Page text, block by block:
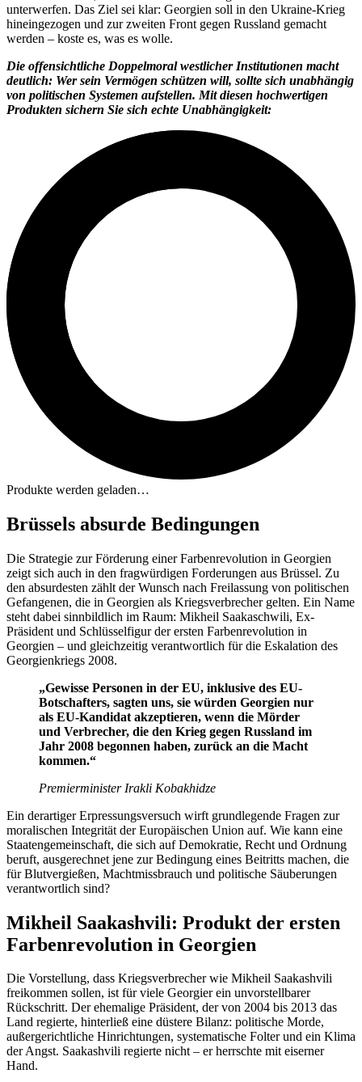
unterwerfen. Das Ziel sei klar: Georgien soll in den Ukraine-Krieg
hineingezogen und zur zweiten Front gegen Russland gemacht
werden – koste es, was es wolle.
Die offensichtliche Doppelmoral westlicher Institutionen macht
deutlich: Wer sein Vermögen schützen will, sollte sich unabhängig
von politischen Systemen aufstellen. Mit diesen hochwertigen
Produkten sichern Sie sich echte Unabhängigkeit:
Produkte werden geladen…
Brüssels absurde Bedingungen
Die Strategie zur Förderung einer Farbenrevolution in Georgien
zeigt sich auch in den fragwürdigen Forderungen aus Brüssel. Zu
den absurdesten zählt der Wunsch nach Freilassung von politischen
Gefangenen, die in Georgien als Kriegsverbrecher gelten. Ein Name
steht dabei sinnbildlich im Raum: Mikheil Saakaschwili, Ex-
Präsident und Schlüsselfigur der ersten Farbenrevolution in
Georgien – und gleichzeitig verantwortlich für die Eskalation des
Georgienkriegs 2008.
„Gewisse Personen in der EU, inklusive des EU-
Botschafters, sagten uns, sie würden Georgien nur
als EU-Kandidat akzeptieren, wenn die Mörder
und Verbrecher, die den Krieg gegen Russland im
Jahr 2008 begonnen haben, zurück an die Macht
kommen.“
Premierminister Irakli Kobakhidze
Ein derartiger Erpressungsversuch wirft grundlegende Fragen zur
moralischen Integrität der Europäischen Union auf. Wie kann eine
Staatengemeinschaft, die sich auf Demokratie, Recht und Ordnung
beruft, ausgerechnet jene zur Bedingung eines Beitritts machen, die
für Blutvergießen, Machtmissbrauch und politische Säuberungen
verantwortlich sind?
Mikheil Saakashvili: Produkt der ersten
Farbenrevolution in Georgien
Die Vorstellung, dass Kriegsverbrecher wie Mikheil Saakashvili
freikommen sollen, ist für viele Georgier ein unvorstellbarer
Rückschritt. Der ehemalige Präsident, der von 2004 bis 2013 das
Land regierte, hinterließ eine düstere Bilanz: politische Morde,
außergerichtliche Hinrichtungen, systematische Folter und ein Klima
der Angst. Saakashvili regierte nicht – er herrschte mit eiserner
Hand.